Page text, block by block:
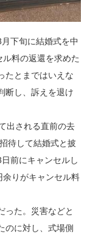
下旬に結婚式を中
料の返還を求めた
たとまではいえな
断し、訴えを退け
出される直前の去
待して結婚式と披
前にキャンセルし
りがキャンセル料
った。災害などと
のに対し、式場側